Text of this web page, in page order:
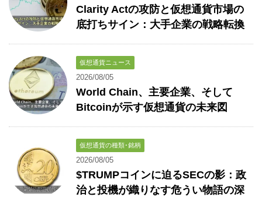
Clarity Actの攻防と仮想通貨市場の
底打ちサイン：大手企業の戦略転換
仮想通貨ニュース
2026/08/05
World Chain、主要企業、そして
Bitcoinが示す仮想通貨の未来図
仮想通貨の種類･銘柄
2026/08/05
$TRUMPコインに迫るSECの影：政
治と投機が織りなす危うい物語の深